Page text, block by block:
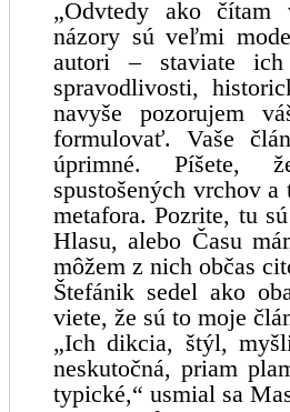
„Odvtedy ako čítam
názory sú veľmi
autori – staviate ich
spravodlivosti,
navyše pozorujem
formulovať. Vaše
úprimné. Píšete,
spustošených vrchov
metafora. Pozrite, tu
Hlasu, alebo Času
môžem z nich občas
Štefánik sedel ako
viete, že sú to moje
„Ich dikcia, štýl,
neskutočná, priam
typické,“ usmial sa